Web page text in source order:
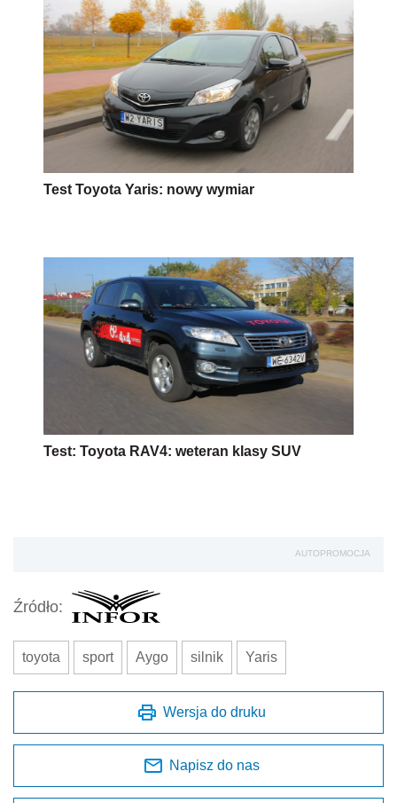
Test Toyota Yaris: nowy wymiar
Test: Toyota RAV4: weteran klasy SUV
AUTOPROMOCJA
Źródło:
toyota sport Aygo silnik Yaris
Wersja do druku
Napisz do nas